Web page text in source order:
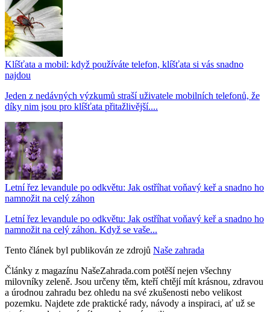
Klíšťata a mobil: když používáte telefon, klíšťata si vás snadno
najdou
Jeden z nedávných výzkumů straší uživatele mobilních telefonů, že
díky nim jsou pro klíšťata přitažlivější....
Letní řez levandule po odkvětu: Jak ostříhat voňavý keř a snadno ho
namnožit na celý záhon
Letní řez levandule po odkvětu: Jak ostříhat voňavý keř a snadno ho
namnožit na celý záhon. Když se vaše...
Tento článek byl publikován ze zdrojů Naše zahrada
Články z magazínu NašeZahrada.com potěší nejen všechny
milovníky zeleně. Jsou určeny těm, kteří chtějí mít krásnou, zdravou
a úrodnou zahradu bez ohledu na své zkušenosti nebo velikost
pozemku. Najdete zde praktické rady, návody a inspiraci, ať už se